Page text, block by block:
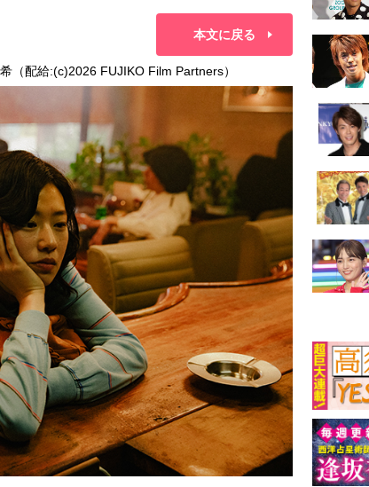
本文に戻る
（配給:(c)2026 FUJIKO Film Partners）